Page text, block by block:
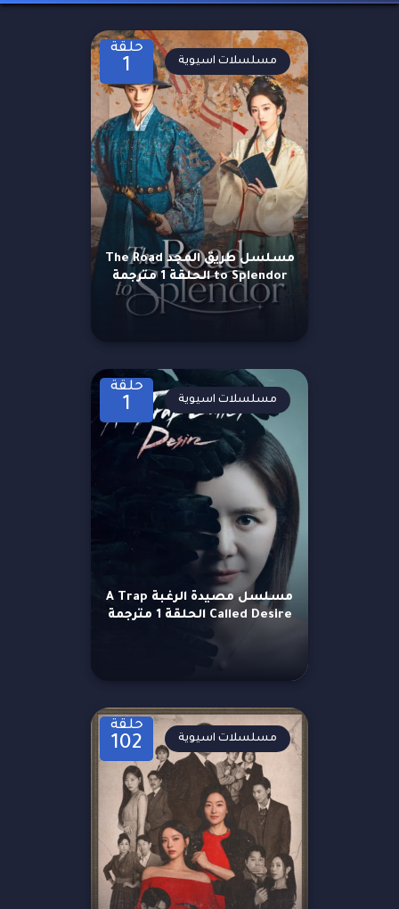
حلقة
1
مسلسل طريق المجد The Road
to Splendor الحلقة 1 مترجمة
مسلسلات اسيوية
حلقة
1
مسلسل مصيدة الرغبة A Trap
Called Desire الحلقة 1 مترجمة
مسلسلات اسيوية
حلقة
102 مسلسلات اسيوية